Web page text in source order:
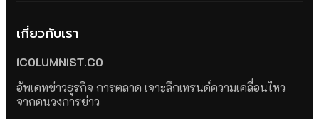
เกี่ยวกับเรา
ICOLUMNIST.CO
อัพเดทข่าวธุรกิจ การตลาด เจาะลึกเทรนด์ความเคลื่อนไหว
จากคนวงการข่าว